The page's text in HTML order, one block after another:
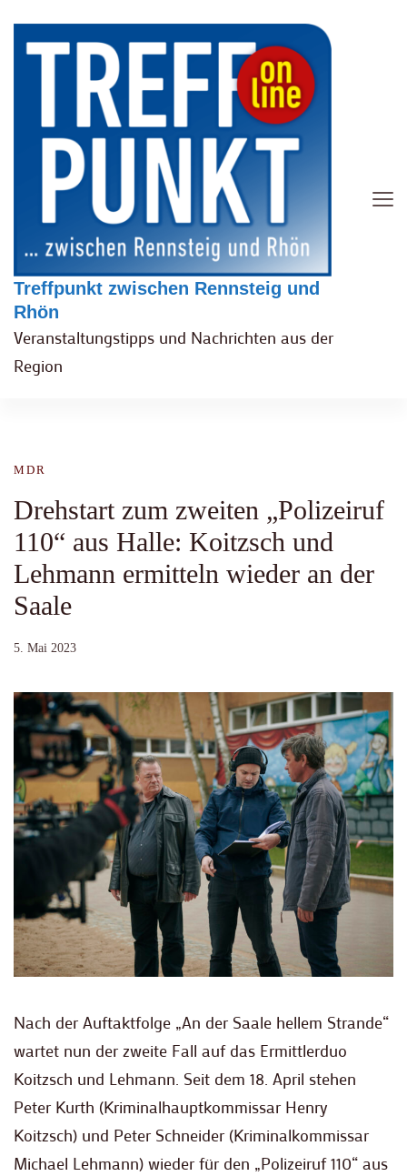
Treffpunkt zwischen Rennsteig und
Rhön
Veranstaltungstipps und Nachrichten aus der
Region
MDR
Drehstart zum zweiten „Polizeiruf
110“ aus Halle: Koitzsch und
Lehmann ermitteln wieder an der
Saale
5. Mai 2023
Nach der Auftaktfolge „An der Saale hellem Strande“
wartet nun der zweite Fall auf das Ermittlerduo
Koitzsch und Lehmann. Seit dem 18. April stehen
Peter Kurth (Kriminalhauptkommissar Henry
Koitzsch) und Peter Schneider (Kriminalkommissar
Michael Lehmann) wieder für den „Polizeiruf 110“ aus